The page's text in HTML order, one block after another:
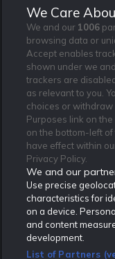
Jag vill få
och villkor gäller. *
Rekatochklart.com är Sveriges
Rekatochklart som en av
Oscarsgala EGR Awards.
Rekatochklart är oberoende
speltips, unika
Affiliate Modell
Om Rekatochklart
Kontakta oss
Redaktionen
We Care
We and our 1006
browsing data or
Accept enables
shown under we
trackers are
as relevant to you.
choices or
Purposes link on
on the bottom-left
have effect within
Privacy Policy.
We and our
Use precise
characteristics for
on a device.
and content
development.
List of Partners